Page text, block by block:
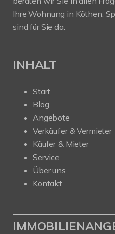
Ihre Wohnung in Köthen.
sind für Sie da.
INHALT
Start
Blog
Angebote
Verkäufer & Vermieter
Käufer & Mieter
Service
Über uns
Kontakt